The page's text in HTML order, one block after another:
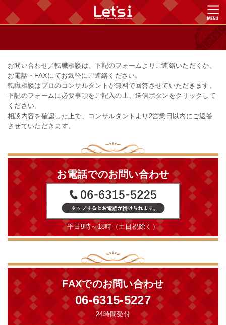
お問い合わせ／転職相談は、下記のフォームよりご連絡いただくか、
お電話・FAXにてお気軽にご連絡ください。
転職相談はプロのコンサルタントが無料で回答させていただきます。
下記のフォームに必要事項をご記入の上、送信ボタンをクリックして
ください。
相談内容を確認した上で、コンサルタントより2営業日以内にご返答
させていただきます。
お電話でのお問い合わせ
平日9時～18時（土日祝除く）
FAXでのお問い合わせ
06-6315-5227
24時間受付